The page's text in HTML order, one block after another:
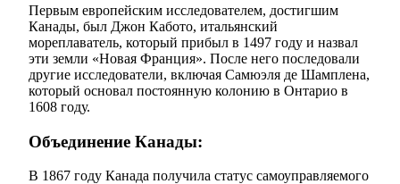
Первым европейским исследователем, достигшим
Канады, был Джон Кабото, итальянский
мореплаватель, который прибыл в 1497 году и назвал
эти земли «Новая Франция». После него последовали
другие исследователи, включая Самюэля де Шамплена,
который основал постоянную колонию в Онтарио в
1608 году.
Объединение Канады:
В 1867 году Канада получила статус самоуправляемого